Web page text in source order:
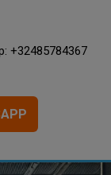
+32485784367